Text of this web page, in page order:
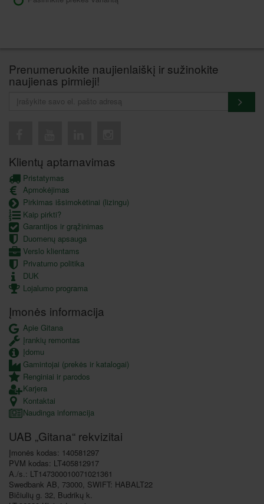
Prenumeruokite naujienlaiškį ir sužinokite
naujienas pirmieji!
Klientų aptarnavimas
Pristatymas
Apmokėjimas
Pirkimas išsimokėtinai (lizingu)
Kaip pirkti?
Garantijos ir grąžinimas
Duomenų apsauga
Verslo klientams
Privatumo politika
DUK
Lojalumo programa
Įmonės informacija
Apie Gitana
Įrankių remontas
Įdomu
Gamintojai (prekės ir katalogai)
Renginiai ir parodos
Karjera
Kontaktai
Naudinga informacija
UAB „Gitana“ rekvizitai
Įmonės kodas: 140581297
PVM kodas: LT405812917
A./s.: LT147300010071021361
Swedbank AB, 73000, SWIFT: HABALT22
Bičiulių g. 32, Budrikų k.